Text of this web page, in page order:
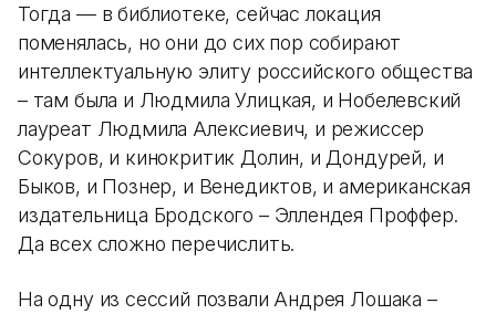
Тогда — в библиотеке, сейчас локация
поменялась, но они до сих пор собирают
интеллектуальную элиту российского общества
– там была и Людмила Улицкая, и Нобелевский
лауреат Людмила Алексиевич, и режиссер
Сокуров, и кинокритик Долин, и Дондурей, и
Быков, и Познер, и Венедиктов, и американская
издательница Бродского – Эллендея Проффер.
Да всех сложно перечислить.
На одну из сессий позвали Андрея Лошака –